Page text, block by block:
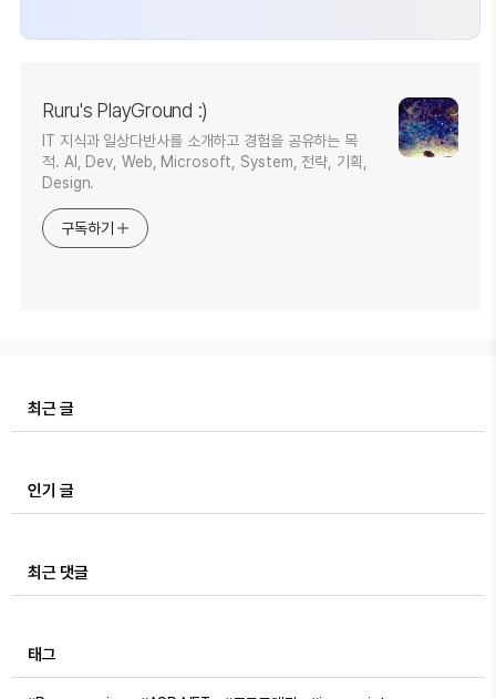
Ruru's PlayGround :)
IT 지식과 일상다반사를 소개하고 경험을 공유하는 목
적. AI, Dev, Web, Microsoft, System, 전략, 기획,
Design.
구독하기
최근 글
인기 글
최근 댓글
태그